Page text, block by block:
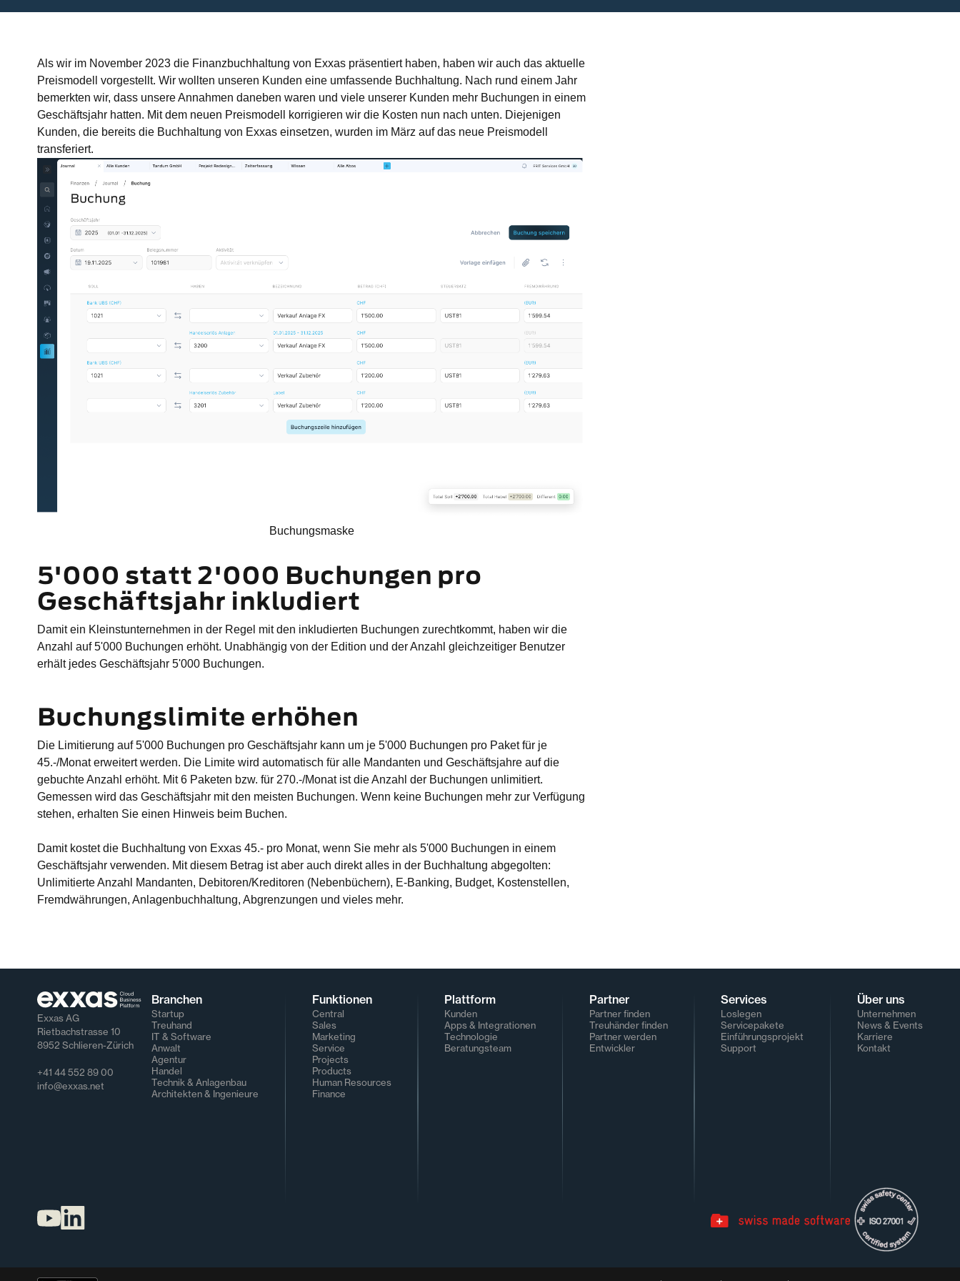
Als wir im November 2023 die Finanzbuchhaltung von Exxas präsentiert haben, haben wir auch das aktuelle
Preismodell vorgestellt. Wir wollten unseren Kunden eine umfassende Buchhaltung. Nach rund einem Jahr
bemerkten wir, dass unsere Annahmen daneben waren und viele unserer Kunden mehr Buchungen in einem
Geschäftsjahr hatten. Mit dem neuen Preismodell korrigieren wir die Kosten nun nach unten. Diejenigen
Kunden, die bereits die Buchhaltung von Exxas einsetzen, wurden im März auf das neue Preismodell
transferiert.
Buchungsmaske
5'000 statt 2'000 Buchungen pro
Geschäftsjahr inkludiert
Damit ein Kleinstunternehmen in der Regel mit den inkludierten Buchungen zurechtkommt, haben wir die
Anzahl auf 5'000 Buchungen erhöht. Unabhängig von der Edition und der Anzahl gleichzeitiger Benutzer
erhält jedes Geschäftsjahr 5'000 Buchungen.
Buchungslimite erhöhen
Die Limitierung auf 5'000 Buchungen pro Geschäftsjahr kann um je 5'000 Buchungen pro Paket für je
45.-/Monat erweitert werden. Die Limite wird automatisch für alle Mandanten und Geschäftsjahre auf die
gebuchte Anzahl erhöht. Mit 6 Paketen bzw. für 270.-/Monat ist die Anzahl der Buchungen unlimitiert.
Gemessen wird das Geschäftsjahr mit den meisten Buchungen. Wenn keine Buchungen mehr zur Verfügung
stehen, erhalten Sie einen Hinweis beim Buchen.
Damit kostet die Buchhaltung von Exxas 45.- pro Monat, wenn Sie mehr als 5'000 Buchungen in einem
Geschäftsjahr verwenden. Mit diesem Betrag ist aber auch direkt alles in der Buchhaltung abgegolten:
Unlimitierte Anzahl Mandanten, Debitoren/Kreditoren (Nebenbüchern), E-Banking, Budget, Kostenstellen,
Fremdwährungen, Anlagenbuchhaltung, Abgrenzungen und vieles mehr.
Exxas AG
Rietbachstrasse 10
8952 Schlieren-Zürich
+41 44 552 89 00
info@exxas.net
Branchen
Startup
Treuhand
IT & Software
Anwalt
Agentur
Handel
Technik & Anlagenbau
Architekten & Ingenieure
Funktionen
Central
Sales
Marketing
Service
Projects
Products
Human Resources
Finance
Plattform
Kunden
Apps & Integrationen
Technologie
Beratungsteam
Partner
Partner finden
Treuhänder finden
Partner werden
Entwickler
Services
Loslegen
Servicepakete
Einführungsprojekt
Support
Über uns
Unternehmen
News & Events
Karriere
Kontakt